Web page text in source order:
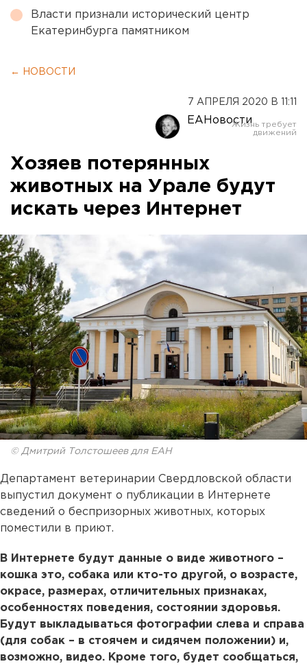
Власти признали исторический центр
Екатеринбурга памятником
← НОВОСТИ
7 АПРЕЛЯ 2020 В 11:11
ЕАНовости
Хозяев потерянных
животных на Урале будут
искать через Интернет
© Дмитрий Толстошеев для ЕАН
Департамент ветеринарии Свердловской области
выпустил документ о публикации в Интернете
сведений о беспризорных животных, которых
поместили в приют.
В Интернете будут данные о виде животного –
кошка это, собака или кто-то другой, о возрасте,
окрасе, размерах, отличительных признаках,
особенностях поведения, состоянии здоровья.
Будут выкладываться фотографии слева и справа
(для собак – в стоячем и сидячем положении) и,
возможно, видео. Кроме того, будет сообщаться,